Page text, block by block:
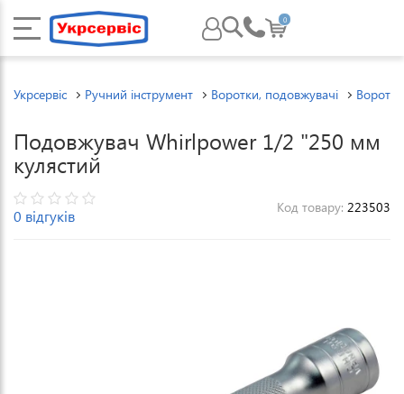
0
Укрсервіс Ручний інструмент Воротки, подовжувачі
Подовжувач Whirlpower 1/2 "250 мм
кулястий
0 відгуків Код товару: 223503